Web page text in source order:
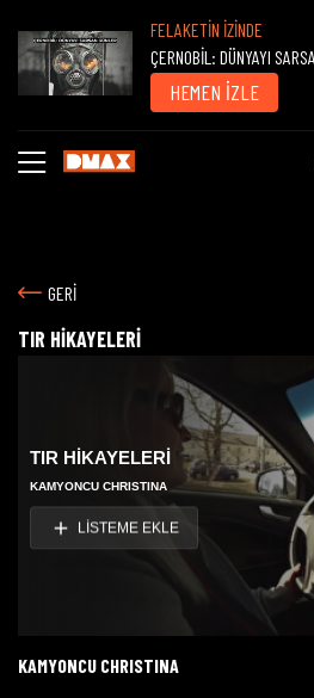
FELAKETİN İZİNDE
ÇERNOBİL: DÜNYAYI
HEMEN İZLE
GERİ
TIR HİKAYELERİ
TIR HİKAYELERİ
KAMYONCU CHRISTINA
LİSTEME EKLE
KAMYONCU CHRISTINA